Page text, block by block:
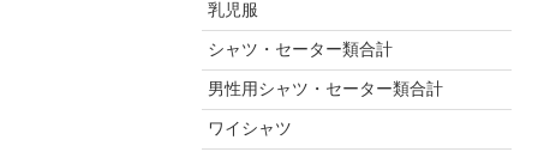
乳児服
シャツ・セーター類合計
男性用シャツ・セーター類合計
ワイシャツ